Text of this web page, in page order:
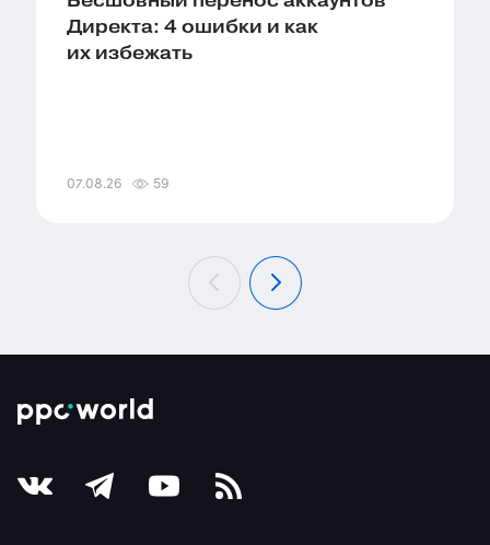
Директа: 4 ошибки и как
их избежать
07.08.26 59